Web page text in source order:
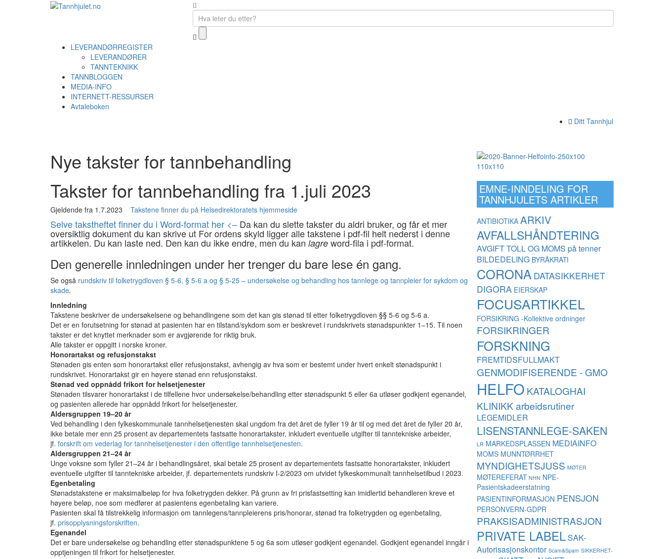
LEVERANDØRREGISTER
LEVERANDØRER
TANNTEKNIKK
TANNBLOGGEN
MEDIA-INFO
INTERNETT-RESSURSER
Avtaleboken
Ditt Tannhjul
Nye takster for tannbehandling
Takster for tannbehandling fra 1.juli 2023
Gjeldende fra 1.7.2023 Takstene finner du på Helsedirektoratets hjemmeside
Selve takstheftet finner du i Word-format her <– Da kan du slette takster du aldri bruker, og får et mer
oversiktlig dokument du kan skrive ut For ordens skyld ligger alle takstene i pdf-fil helt nederst i denne
artikkelen. Du kan laste ned. Den kan du ikke endre, men du kan lagre word-fila i pdf-format.
Den generelle innledningen under her trenger du bare lese én gang.
Se også rundskriv til folketrygdloven § 5-6, § 5-6 a og § 5-25 – undersøkelse og behandling hos tannlege og tannpleier for sykdom og
skade.
Innledning
Takstene beskriver de undersøkelsene og behandlingene som det kan gis stønad til etter folketrygdloven §§ 5-6 og 5-6 a.
Det er en forutsetning for stønad at pasienten har en tilstand/sykdom som er beskrevet i rundskrivets stønadspunkter 1–15. Til noen
takster er det knyttet merknader som er avgjørende for riktig bruk.
Alle takster er oppgitt i norske kroner.
Honorartakst og refusjonstakst
Stønaden gis enten som honorartakst eller refusjonstakst, avhengig av hva som er bestemt under hvert enkelt stønadspunkt i
rundskrivet. Honorartakst gir en høyere stønad enn refusjonstakst.
Stønad ved oppnådd frikort for helsetjenester
Stønaden tilsvarer honorartakst i de tilfellene hvor undersøkelse/behandling etter stønadspunkt 5 eller 6a utløser godkjent egenandel,
og pasienten allerede har oppnådd frikort for helsetjenester.
Aldersgruppen 19–20 år
Ved behandling i den fylkeskommunale tannhelsetjenesten skal ungdom fra det året de fyller 19 år til og med det året de fyller 20 år,
ikke betale mer enn 25 prosent av departementets fastsatte honorartakster, inkludert eventuelle utgifter til tanntekniske arbeider,
jf. forskrift om vederlag for tannhelsetjenester i den offentlige tannhelsetjenesten.
Aldersgruppen 21–24 år
Unge voksne som fyller 21–24 år i behandlingsåret, skal betale 25 prosent av departementets fastsatte honorartakster, inkludert
eventuelle utgifter til tanntekniske arbeider, jf. departementets rundskriv I-2/2023 om utvidet fylkeskommunalt tannhelsetilbud i 2023.
Egenbetaling
Stønadstakstene er maksimalbeløp for hva folketrygden dekker. På grunn av fri prisfastsetting kan imidlertid behandleren kreve et
høyere beløp, noe som medfører at pasientens egenbetaling kan variere.
Pasienten skal få tilstrekkelig informasjon om tannlegens/tannpleierens pris/honorar, stønad fra folketrygden og egenbetaling,
jf. prisopplysningsforskriften.
Egenandel
Det er bare undersøkelse og behandling etter stønadspunktene 5 og 6a som utløser godkjent egenandel. Godkjent egenandel inngår i
opptjeningen til frikort for helsetjenester.
EMNE-INNDELING FOR
TANNHJULETS ARTIKLER
ANTIBIOTIKA ARKIV
AVFALLSHÅNDTERING
AVGIFT TOLL OG MOMS på tenner
BILDEDELING BYRÅKRATI
CORONA DATASIKKERHET
DIGORA EIERSKAP
FOCUSARTIKKEL
FORSIKRING -Kollektive ordninger
FORSIKRINGER
FORSKNING
FREMTIDSFULLMAKT
GENMODIFISERENDE - GMO
HELFO KATALOGHAI
KLINIKK arbeidsrutiner
LEGEMIDLER
LISENSTANNLEGE-SAKEN
LR MARKEDSPLASSEN MEDIAINFO
MOMS MUNNTØRRHET
MYNDIGHETSJUSS MØTER
MØTEREFERAT NHN NPE-
Pasientskadeerstatning
PASIENTINFORMASJON PENSJON
PERSONVERN-GDPR
PRAKSISADMINISTRASJON
PRIVATE LABELSAK-
Autorisasjonskontor Scam&Spam SIKKERHET-